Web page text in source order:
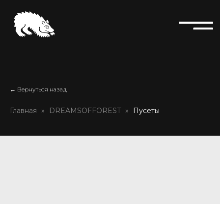
← Вернуться назад
Главная DREAMSOFFOREST Пусеты